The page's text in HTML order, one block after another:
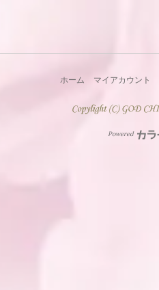
ホーム マイアカウント
Powered